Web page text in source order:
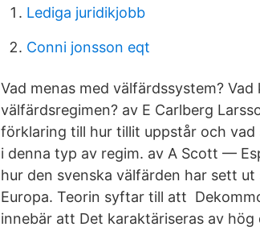
Lediga juridikjobb
Conni jonsson eqt
Vad menas med välfärdssystem?
välfärdsregimen? av E Carlberg
förklaring till hur tillit uppstår och
i denna typ av regim. av A Scott —
hur den svenska välfärden har sett
Europa. Teorin syftar till att
innebär att Det karaktäriseras av